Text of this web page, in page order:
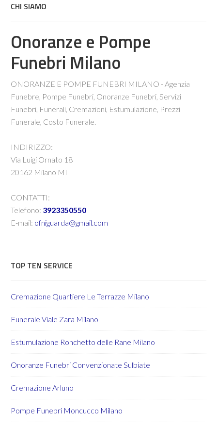
CHI SIAMO
Onoranze e Pompe
Funebri Milano
ONORANZE E POMPE FUNEBRI MILANO - Agenzia
Funebre, Pompe Funebri, Onoranze Funebri, Servizi
Funebri, Funerali, Cremazioni, Estumulazione, Prezzi
Funerale, Costo Funerale.
INDIRIZZO:
Via Luigi Ornato 18
20162 Milano MI
CONTATTI:
Telefono: 3923350550
E-mail: ofniguarda@gmail.com
TOP TEN SERVICE
Cremazione Quartiere Le Terrazze Milano
Funerale Viale Zara Milano
Estumulazione Ronchetto delle Rane Milano
Onoranze Funebri Convenzionate Sulbiate
Cremazione Arluno
Pompe Funebri Moncucco Milano